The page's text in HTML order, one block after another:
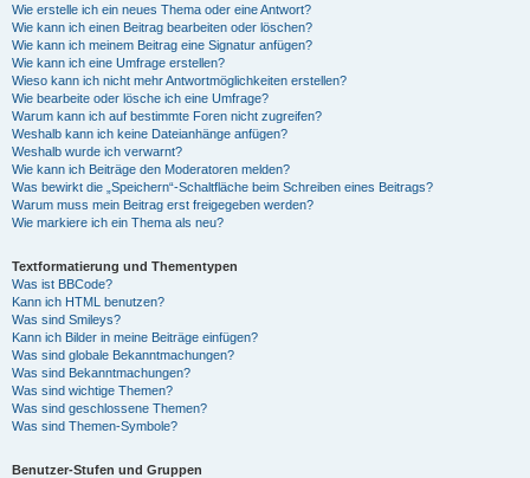
Wie erstelle ich ein neues Thema oder eine Antwort?
Wie kann ich einen Beitrag bearbeiten oder löschen?
Wie kann ich meinem Beitrag eine Signatur anfügen?
Wie kann ich eine Umfrage erstellen?
Wieso kann ich nicht mehr Antwortmöglichkeiten erstellen?
Wie bearbeite oder lösche ich eine Umfrage?
Warum kann ich auf bestimmte Foren nicht zugreifen?
Weshalb kann ich keine Dateianhänge anfügen?
Weshalb wurde ich verwarnt?
Wie kann ich Beiträge den Moderatoren melden?
Was bewirkt die „Speichern“-Schaltfläche beim Schreiben eines Beitrags?
Warum muss mein Beitrag erst freigegeben werden?
Wie markiere ich ein Thema als neu?
Textformatierung und Thementypen
Was ist BBCode?
Kann ich HTML benutzen?
Was sind Smileys?
Kann ich Bilder in meine Beiträge einfügen?
Was sind globale Bekanntmachungen?
Was sind Bekanntmachungen?
Was sind wichtige Themen?
Was sind geschlossene Themen?
Was sind Themen-Symbole?
Benutzer-Stufen und Gruppen